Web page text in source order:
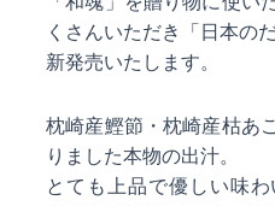
くさんいただき「日本の
新発売いたします。
枕崎産鰹節・枕崎産枯あ
りました本物の出汁。
とても上品で優しい味わ